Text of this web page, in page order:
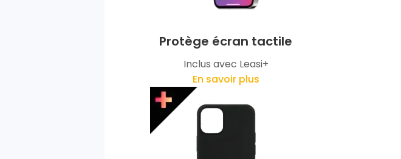
Protège écran tactile
Inclus avec Leasi+
En savoir plus